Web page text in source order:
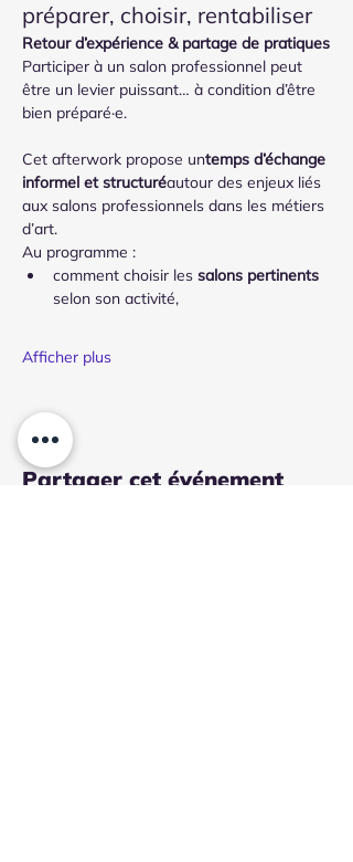
préparer, choisir, rentabiliser
Retour d’expérience & partage de pratiques
Participer à un salon professionnel peut
être un levier puissant… à condition d’être
bien préparé·e.
Cet afterwork propose untemps d’échange
informel et structuréautour des enjeux liés
aux salons professionnels dans les métiers
d’art.
Au programme :
comment choisir les salons pertinents
selon son activité,
Afficher plus
Partager cet événement